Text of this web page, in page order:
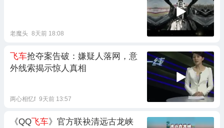
老魔头 8天前 18:08
飞车抢夺案告破：嫌疑人落网，意
外线索揭示惊人真相
两心相忆f 9天前 13:57
《QQ飞车》官方联袂清远古龙峡